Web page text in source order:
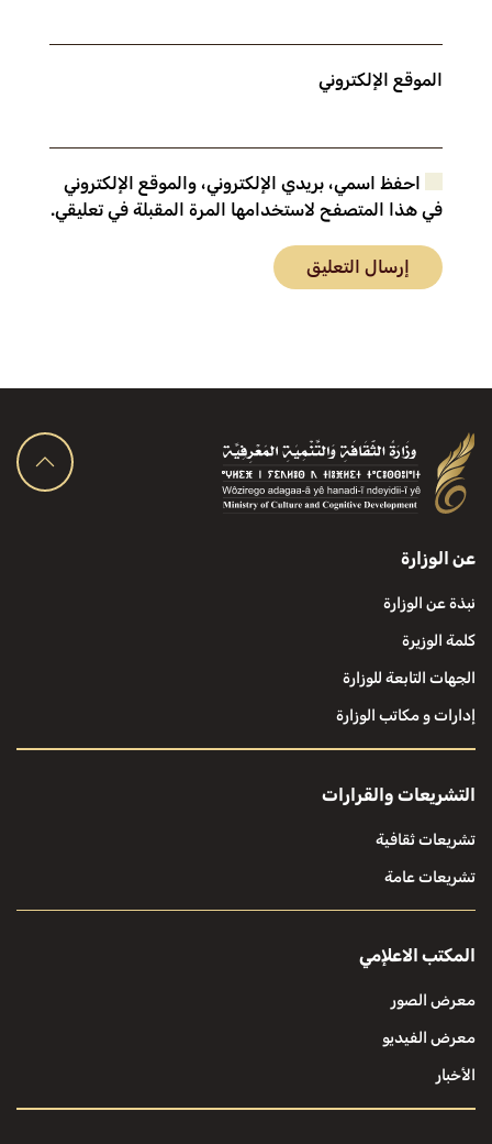
الموقع الإلكتروني
احفظ اسمي، بريدي الإلكتروني، والموقع الإلكتروني
في هذا المتصفح لاستخدامها المرة المقبلة في تعليقي.
إرسال التعليق
عن الوزارة
نبذة عن الوزارة
كلمة الوزيرة
الجهات التابعة للوزارة
إدارات و مكاتب الوزارة
التشريعات والقرارات
تشريعات ثقافية
تشريعات عامة
المكتب الاعلإمي
معرض الصور
معرض الفيديو
الأخبار